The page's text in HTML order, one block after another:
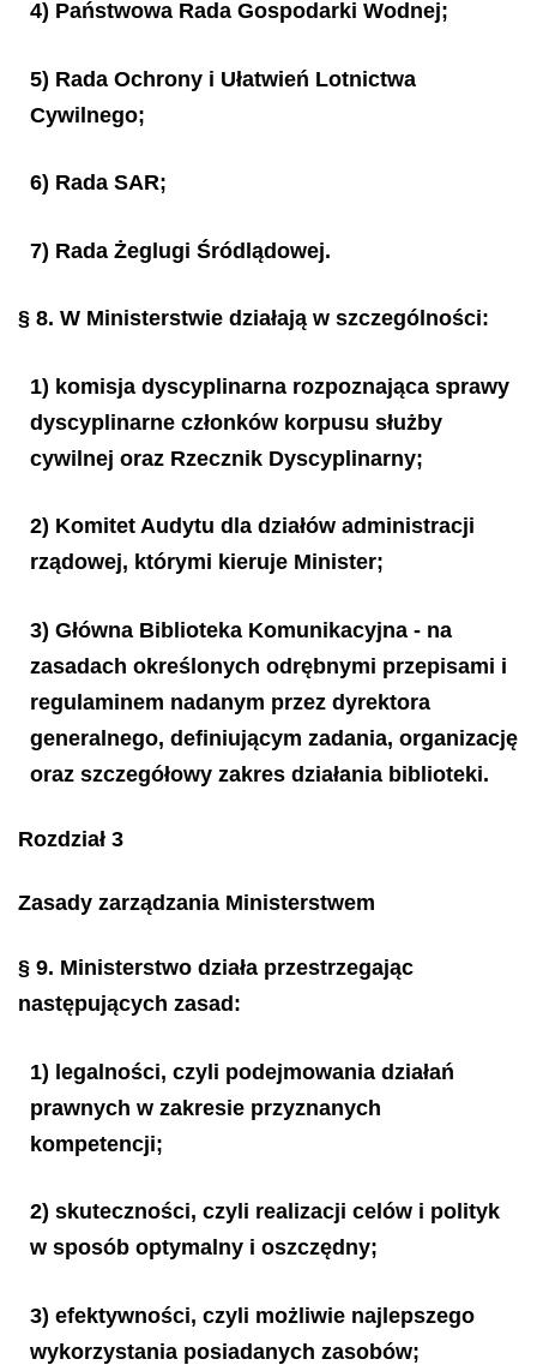
4) Państwowa Rada Gospodarki Wodnej;
5) Rada Ochrony i Ułatwień Lotnictwa
Cywilnego;
6) Rada SAR;
7) Rada Żeglugi Śródlądowej.
§ 8. W Ministerstwie działają w szczególności:
1) komisja dyscyplinarna rozpoznająca sprawy
dyscyplinarne członków korpusu służby
cywilnej oraz Rzecznik Dyscyplinarny;
2) Komitet Audytu dla działów administracji
rządowej, którymi kieruje Minister;
3) Główna Biblioteka Komunikacyjna - na
zasadach określonych odrębnymi przepisami i
regulaminem nadanym przez dyrektora
generalnego, definiującym zadania, organizację
oraz szczegółowy zakres działania biblioteki.
Rozdział 3
Zasady zarządzania Ministerstwem
§ 9. Ministerstwo działa przestrzegając
następujących zasad:
1) legalności, czyli podejmowania działań
prawnych w zakresie przyznanych
kompetencji;
2) skuteczności, czyli realizacji celów i polityk
w sposób optymalny i oszczędny;
3) efektywności, czyli możliwie najlepszego
wykorzystania posiadanych zasobów;